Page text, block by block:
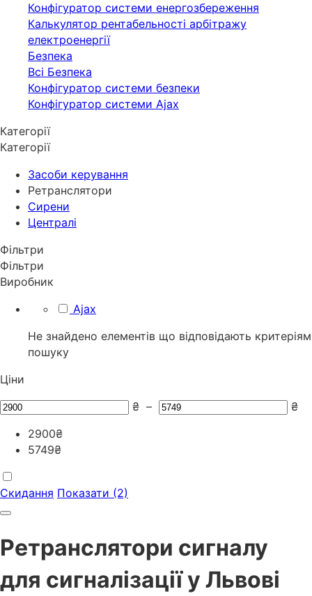
Конфігуратор системи енергозбереження
Калькулятор рентабельності арбітражу
електроенергії
Безпека
Всі Безпека
Конфігуратор системи безпеки
Конфігуратор системи Ajax
Категорії
Категорії
Засоби керування
Ретранслятори
Сирени
Централі
Фільтри
Фільтри
Виробник
Ajax
Не знайдено елементів що відповідають критеріям
пошуку
Ціни
₴ –
₴
2900₴
5749₴
Скидання Показати (2)
Ретранслятори сигналу
для сигналізації у Львові